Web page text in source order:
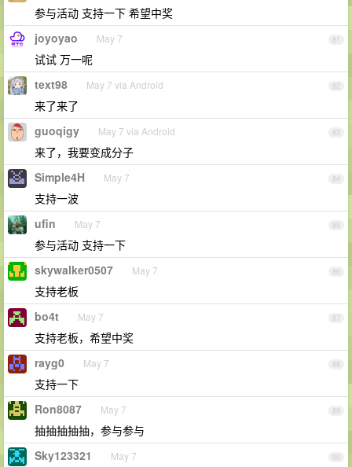
参与活动 支持一下 希望中奖
81
joyoyao May 7
试试 万一呢
82
text98 May 7 via Android
来了来了
83
guoqigy May 7 via Android
来了，我要变成分子
84
Simple4H May 7
支持一波
85
ufin May 7
参与活动 支持一下
86
skywalker0507 May 7
支持老板
87
bo4t May 7
支持老板，希望中奖
88
rayg0 May 7
支持一下
89
Ron8087 May 7
抽抽抽抽抽，参与参与
90
Sky123321 May 7